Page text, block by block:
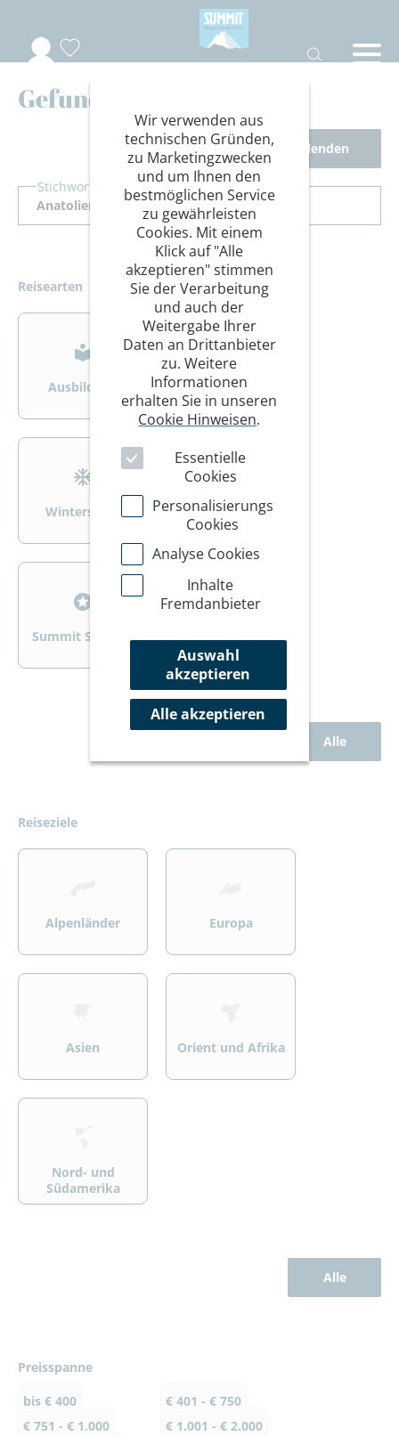
Gefundene Reisen
Filter ausblenden
Stichwort Suche
Reisearten
>
Ausbildung
>
Bergsteigen
>
Wintersport Wandern/Trekking
>
Summit Specials Rad
Alle
Reiseziele
>
Alpenländer
>
Europa
>
Asien
>
Orient und Afrika
>
Nord- und
Südamerika
Alle
Preisspanne
bis € 400
€ 401 - € 750
€ 751 - € 1.000
€ 1.001 - € 2.000
Wir verwenden aus
technischen Gründen,
zu Marketingzwecken
und um Ihnen den
bestmöglichen Service
zu gewährleisten
Cookies. Mit einem
Klick auf "Alle
akzeptieren" stimmen
Sie der Verarbeitung
und auch der
Weitergabe Ihrer
Daten an Drittanbieter
zu. Weitere
Informationen
erhalten Sie in unseren
Cookie Hinweisen.
Essentielle
Cookies
Personalisierungs
Cookies
Analyse Cookies
Inhalte
Fremdanbieter
Auswahl
akzeptieren
Alle akzeptieren